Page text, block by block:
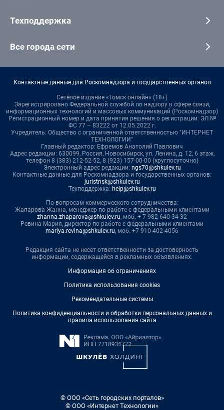
Техподдержка
Все города сети
Контактные данные для Роскомнадзора и государственных органов
Сетевое издание «Томск онлайн» (18+)
Зарегистрировано Федеральной службой по надзору в сфере связи,
информационных технологий и массовых коммуникаций (Роскомнадзор)
Регистрационный номер и дата принятия решения о регистрации: ЭЛ №
ФС 77 – 83222 от 12.05.2022 г.
Учредитель: Общество с ограниченной ответственностью "ИНТЕРНЕТ
ТЕХНОЛОГИИ"
Главный редактор: Ефремов Анатолий Павлович
Адрес редакции: 630099, Россия, Новосибирск, ул. Ленина, д. 12, 6 этаж,
телефон 8 (383) 212-52-52, 8 (923) 157-00-00 (круглосуточно)
Электронный адрес редакции: ngs70@shkulev.ru
Контактные данные для Роскомнадзора и государственных органов:
juristnsk@shkulev.ru
Техподдержка: help@shkulev.ru
По вопросам коммерческого сотрудничества:
Жапарова Жанна, менеджер по работе с федеральными клиентами
zhanna.zhaparova@shkulev.ru, моб. + 7 982 640 34 32
Ревина Мария, директор по работе с федеральными клиентами
mariya.revina@shkulev.ru, моб. +7 910 402 4056
Редакция сайта не несет ответственности за достоверность
информации, содержащейся в рекламных объявлениях.
Информация об ограничениях
Политика использования cookies
Рекомендательные системы
Политика конфиденциальности и обработки персональных данных и
правила использования сайта
© ООО «Сеть городских порталов»
© ООО «Интернет Технологии»